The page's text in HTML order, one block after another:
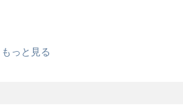
部や購買部から、製品の仕様や
か月目～ )
行われる個人報奨制度、チーム
もっと見る